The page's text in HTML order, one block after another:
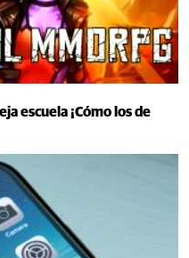
escuela ¡Cómo los de